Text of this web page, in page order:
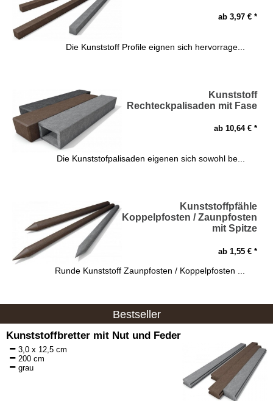
ab 3,97 € *
Die Kunststoff Profile eignen sich hervorrage...
Kunststoff
Rechteckpalisaden mit Fase
ab 10,64 € *
Die Kunststofpalisaden eigenen sich sowohl be...
Kunststoffpfähle
Koppelpfosten / Zaunpfosten
mit Spitze
ab 1,55 € *
Runde Kunststoff Zaunpfosten / Koppelpfosten ...
Bestseller
Kunststoffbretter mit Nut und Feder
3,0 x 12,5 cm
200 cm
grau